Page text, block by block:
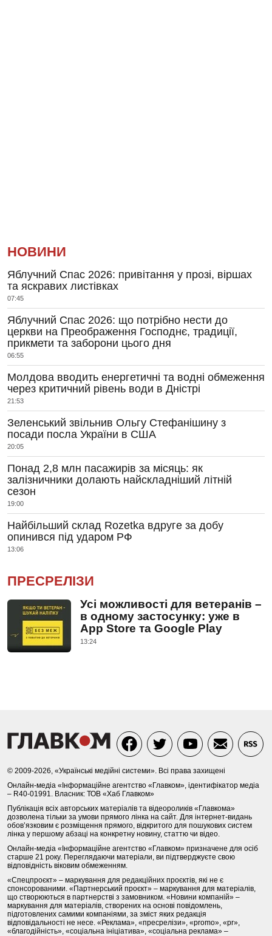
НОВИНИ
Яблучний Спас 2026: привітання у прозі, віршах
та яскравих листівках
07:45
Яблучний Спас 2026: що потрібно нести до
церкви на Преображення Господнє, традиції,
прикмети та заборони цього дня
06:55
Молдова вводить енергетичні та водні обмеження
через критичний рівень води в Дністрі
21:53
Зеленський звільнив Ольгу Стефанішину з
посади посла України в США
20:05
Понад 2,8 млн пасажирів за місяць: як
залізничники долають найскладніший літній
сезон
19:00
Найбільший склад Rozetka вдруге за добу
опинився під ударом РФ
13:06
ПРЕСРЕЛІЗИ
Усі можливості для ветеранів –
в одному застосунку: уже в
App Store та Google Play
13:24
© 2009-2026, «Українські медійні системи». Всі права захищені
Онлайн-медіа «Інформаційне агентство «Главком», ідентифікатор медіа
– R40-01991. Власник: ТОВ «Хаб Главком»
Публікація всіх авторських матеріалів та відеороликів «Главкома»
дозволена тільки за умови прямого лінка на сайт. Для інтернет-видань
обов’язковим є розміщення прямого, відкритого для пошукових систем
лінка у першому абзаці на конкретну новину, статтю чи відео.
Онлайн-медіа «Інформаційне агентство «Главком» призначене для осіб
старше 21 року. Переглядаючи матеріали, ви підтверджуєте свою
відповідність віковим обмеженням.
«Спецпроєкт» – маркування для редакційних проєктів, які не є
спонсорованими. «Партнерський проєкт» – маркування для матеріалів,
що створюються в партнерстві з замовником. «Новини компаній» –
маркування для матеріалів, створених на основі повідомлень,
підготовлених самими компаніями, за зміст яких редакція
відповідальності не несе. «Реклама», «пресрелізи», «promo», «pr»,
«благодійність», «соціальна ініціатива», «соціальна реклама» –